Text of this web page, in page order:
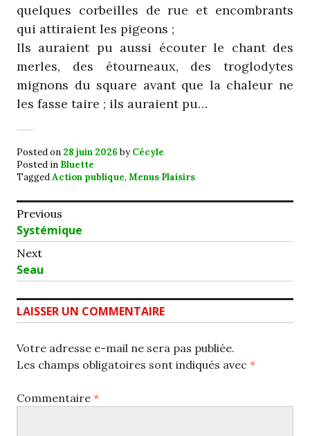
quelques corbeilles de rue et encombrants
qui attiraient les pigeons ;
Ils auraient pu aussi écouter le chant des
merles, des étourneaux, des troglodytes
mignons du square avant que la chaleur ne
les fasse taire ; ils auraient pu…
Posted on 28 juin 2026 byCécyle
Posted in Bluette
TaggedAction publique, Menus Plaisirs
Navigation
de
l’article
Previous
Previous
post:
Systémique
Next
Next
post:
Seau
LAISSER UN COMMENTAIRE
Votre adresse e-mail ne sera pas publiée.
Les champs obligatoires sont indiqués avec *
Commentaire *